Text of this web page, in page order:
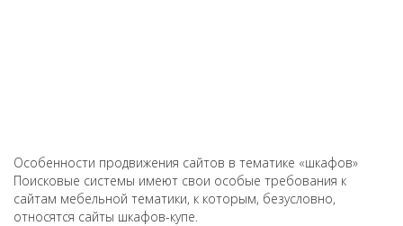
Особенности продвижения сайтов в тематике «шкафов»
Поисковые системы имеют свои особые требования к
сайтам мебельной тематики, к которым, безусловно,
относятся сайты шкафов-купе.